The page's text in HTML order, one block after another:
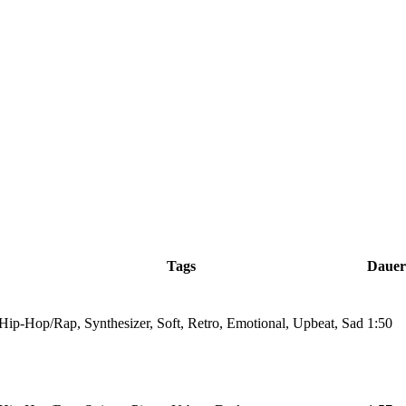
Tags Dauer
Hop/Rap, Synthesizer, Soft, Retro, Emotional, Upbeat, Sad 1:50